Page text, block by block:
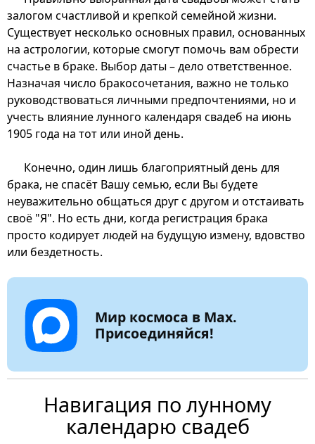
залогом счастливой и крепкой семейной жизни.
Существует несколько основных правил, основанных
на астрологии, которые смогут помочь вам обрести
счастье в браке. Выбор даты – дело ответственное.
Назначая число бракосочетания, важно не только
руководствоваться личными предпочтениями, но и
учесть влияние лунного календаря свадеб на июнь
1905 года на тот или иной день.
Конечно, один лишь благоприятный день для
брака, не спасёт Вашу семью, если Вы будете
неуважительно общаться друг с другом и отстаивать
своё "Я". Но есть дни, когда регистрация брака
просто кодирует людей на будущую измену, вдовство
или бездетность.
Мир космоса в Max.
Присоединяйся!
Навигация по лунному
календарю свадеб